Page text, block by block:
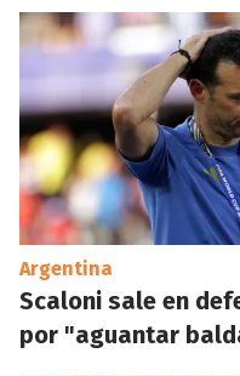
Argentina
Scaloni sale en
por "aguantar